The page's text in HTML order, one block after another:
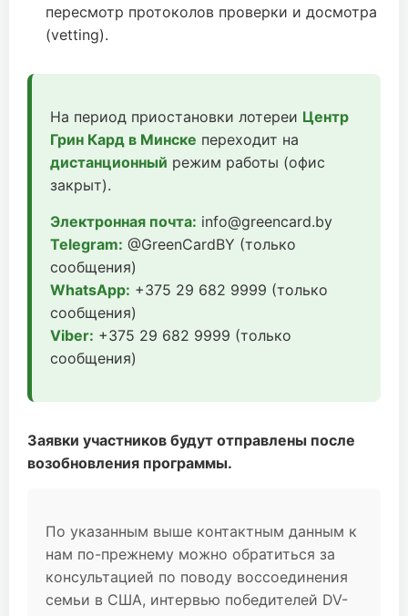
пересмотр протоколов проверки и досмотра
(vetting).
На период приостановки лотереи Центр
Грин Кард в Минске переходит на
дистанционный режим работы (офис
закрыт).
Электронная почта: info@greencard.by
Telegram: @GreenCardBY (только
сообщения)
WhatsApp: +375 29 682 9999 (только
сообщения)
Viber: +375 29 682 9999 (только
сообщения)
Заявки участников будут отправлены после
возобновления программы.
По указанным выше контактным данным к
нам по-прежнему можно обратиться за
консультацией по поводу воссоединения
семьи в США, интервью победителей DV-